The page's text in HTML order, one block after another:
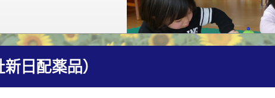
日配薬品）